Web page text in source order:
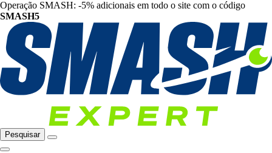
Operação SMASH: -5% adicionais em todo o site com o código
SMASH5
Pesquisar